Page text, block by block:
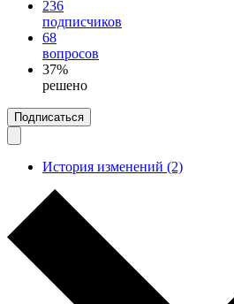
236
подписчиков
68
вопросов
37%
решено
Подписаться
История изменений (2)